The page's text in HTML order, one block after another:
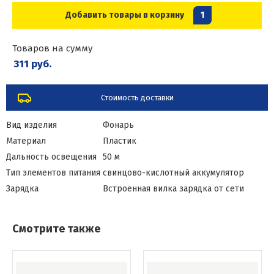
Добавить товары в корзину 1
Товаров на сумму
311 руб.
Стоимость доставки
Вид изделия
Фонарь
Материал
Пластик
Дальность освещения
50 м
Тип элементов питания свинцово-кислотный аккумулятор
Зарядка
Встроенная вилка зарядка от сети
Смотрите также